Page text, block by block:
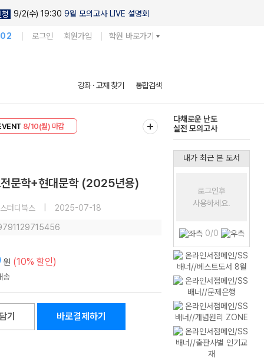
청 9/2(수) 19:30 9월 모의고사 LIVE 설명회
로그인 회원가입 학원 바로가기
강좌 · 교재 찾기 통합검색
8/10(월) 마감
다채로운 난도
실전 모의고사
문학+현대문학 (2025년용)
터디북스 2025-07-18
원 (10% 할인)
기 바로결제하기
내가 최근 본 도서
로그인후
사용하세요.
0/0